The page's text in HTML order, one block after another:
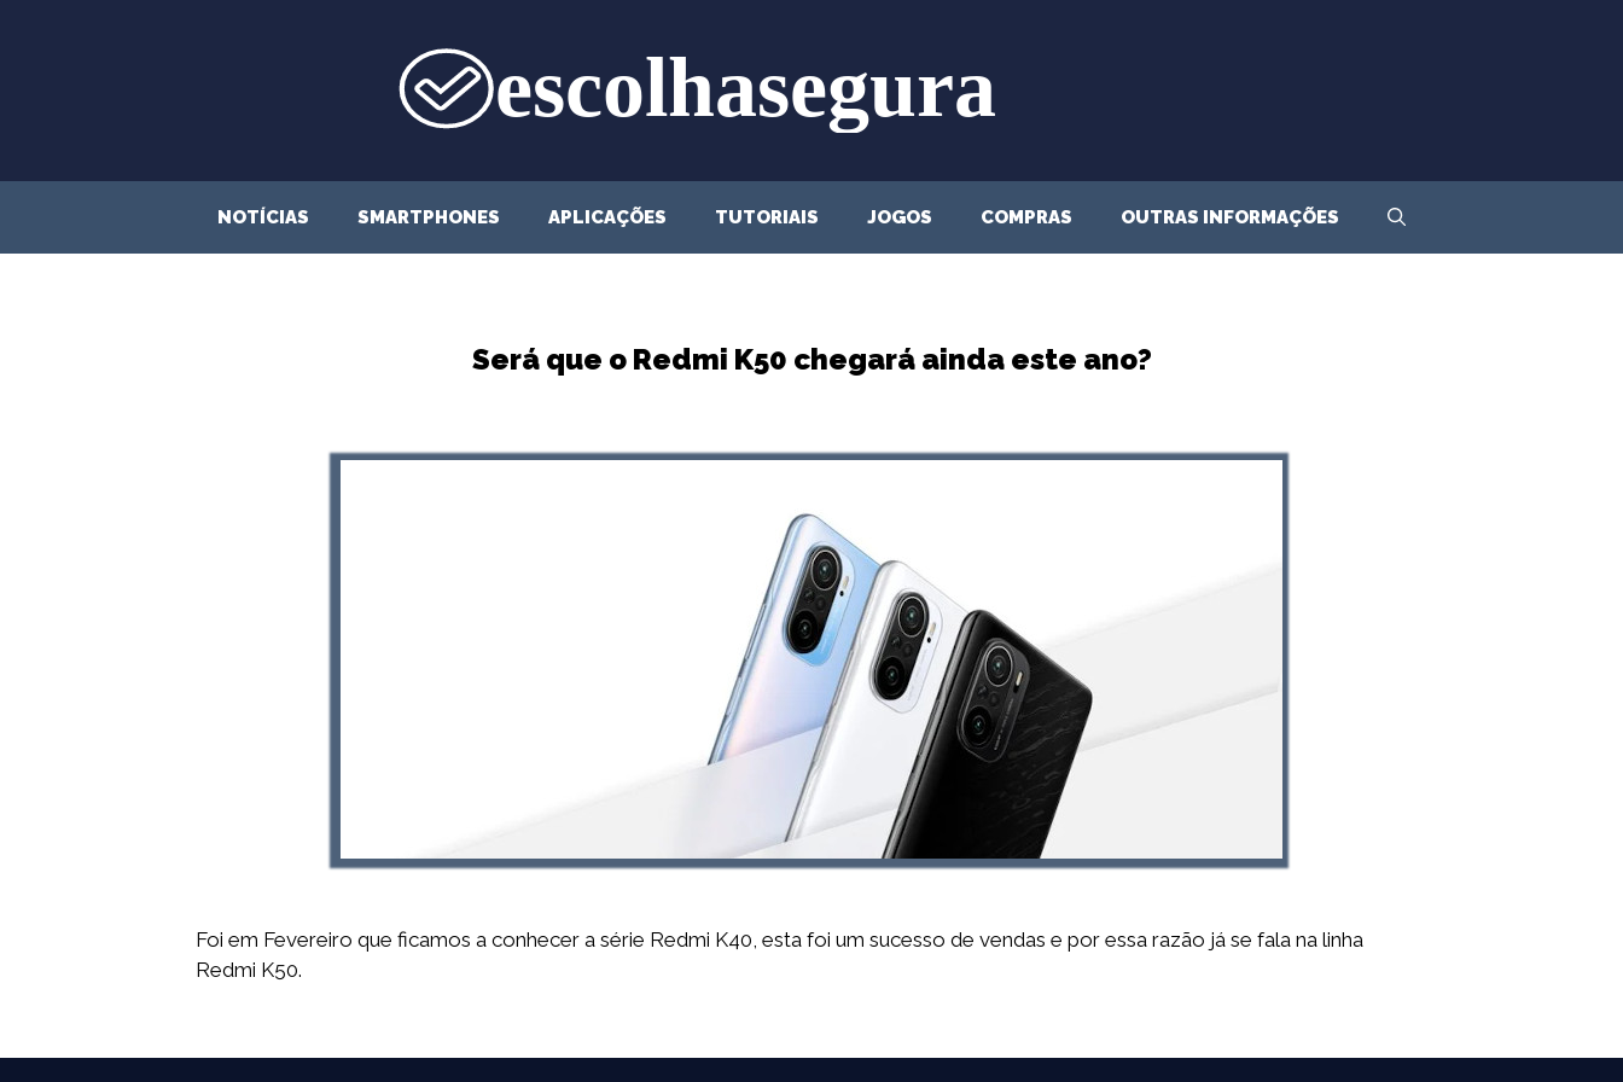
NOTÍCIAS SMARTPHONES APLICAÇÕES TUTORIAIS JOGOS COMPRAS OUTRAS INFORMAÇÕES
Será que o Redmi K50 chegará ainda este ano?
Foi em Fevereiro que ficamos a conhecer a série Redmi K40, esta foi um sucesso de vendas e por essa razão já se fala na linha
Redmi K50.